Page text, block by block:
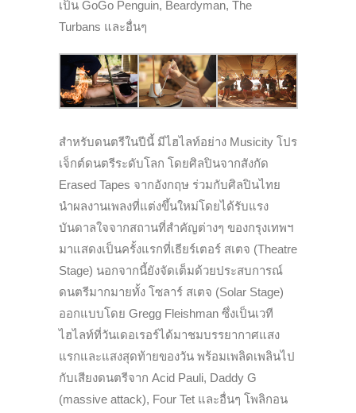
เป็น GoGo Penguin, Beardyman, The
Turbans และอื่นๆ
สำหรับดนตรีในปีนี้ มีไฮไลท์อย่าง Musicity โปร
เจ็กต์ดนตรีระดับโลก โดยศิลปินจากสังกัด
Erased Tapes จากอังกฤษ ร่วมกับศิลปินไทย
นำผลงานเพลงที่แต่งขึ้นใหม่โดยได้รับแรง
บันดาลใจจากสถานที่สำคัญต่างๆ ของกรุงเทพฯ
มาแสดงเป็นครั้งแรกที่เธียร์เตอร์ สเตจ (Theatre
Stage) นอกจากนี้ยังจัดเต็มด้วยประสบการณ์
ดนตรีมากมายทั้ง โซลาร์ สเตจ (Solar Stage)
ออกแบบโดย Gregg Fleishman ซึ่งเป็นเวที
ไฮไลท์ที่วันเดอเรอร์ได้มาชมบรรยากาศแสง
แรกและแสงสุดท้ายของวัน พร้อมเพลิดเพลินไป
กับเสียงดนตรีจาก Acid Pauli, Daddy G
(massive attack), Four Tet และอื่นๆ โพลิกอน